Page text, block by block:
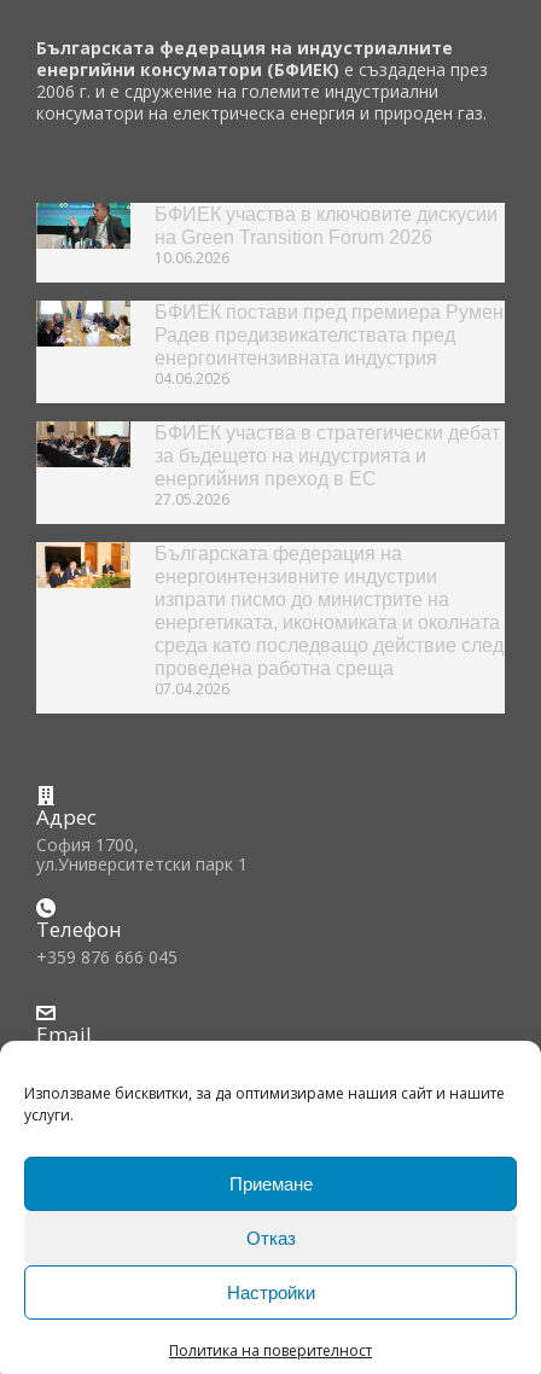
Използваме бисквитки, за да оптимизираме нашия сайт и нашите
услуги.
Приемане
Отказ
Настройки
Политика на поверителност
Българската федерация на индустриалните
енергийни консуматори (БФИЕК) е създадена през
2006 г. и е сдружение на големите индустриални
консуматори на електрическа енергия и природен газ.
БФИЕК участва в ключовите дискусии
на Green Transition Forum 2026
10.06.2026
БФИЕК постави пред премиера Румен
Радев предизвикателствата пред
енергоинтензивната индустрия
04.06.2026
БФИЕК участва в стратегически дебат
за бъдещето на индустрията и
енергийния преход в ЕС
27.05.2026
Българската федерация на
енергоинтензивните индустрии
изпрати писмо до министрите на
енергетиката, икономиката и околната
среда като последващо действие след
проведена работна среща
07.04.2026
Адрес
София 1700,
ул.Университетски парк 1
Телефон
+359 876 666 045
Email
© Copyright 2026, BFIEC. All Rights Reserved. |
Политика на поверителност